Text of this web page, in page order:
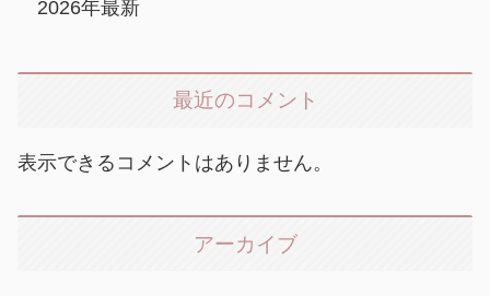
2026年最新
最近のコメント
表示できるコメントはありません。
アーカイブ